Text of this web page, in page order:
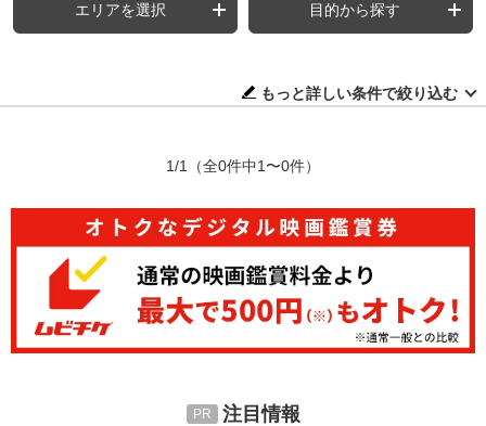
エリアを選択 目的から探す
もっと詳しい条件で絞り込む
1/1 （全0件中1〜0件）
注目情報